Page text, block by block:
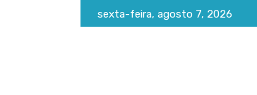
sexta-feira, agosto 7, 2026